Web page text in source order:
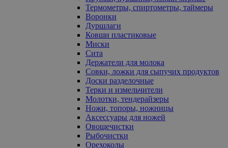
Термометры, спиртометры, таймеры
Воронки
Дуршлаги
Ковши пластиковые
Миски
Сита
Держатели для молока
Совки, ложки для сыпучих продуктов
Доски разделочные
Терки и измельчители
Молотки, тендерайзеры
Ножи, топоры, ножницы
Аксессуары для ножей
Овощечистки
Рыбочистки
Орехоколы